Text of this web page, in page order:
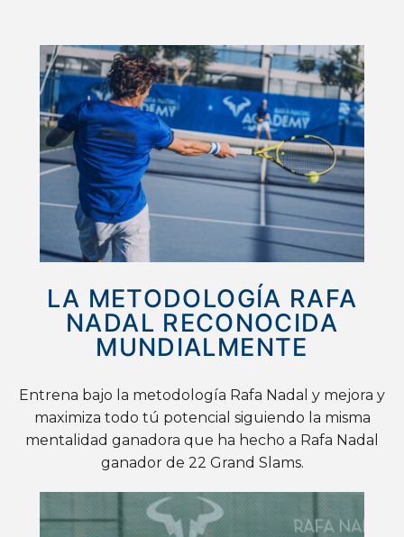
LA METODOLOGÍA RAFA
NADAL RECONOCIDA
MUNDIALMENTE
Entrena bajo la metodología Rafa Nadal y mejora y
maximiza todo tú potencial siguiendo la misma
mentalidad ganadora que ha hecho a Rafa Nadal
ganador de 22 Grand Slams.